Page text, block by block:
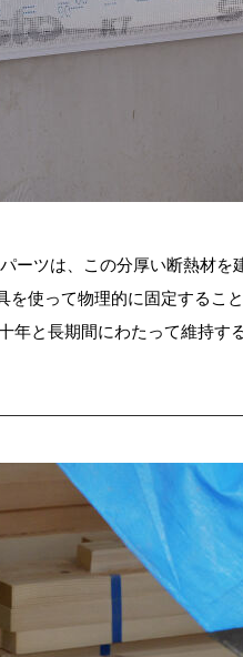
ーツは、この分厚い断熱材を
使って物理的に固定するこ
年と長期間にわたって維持す